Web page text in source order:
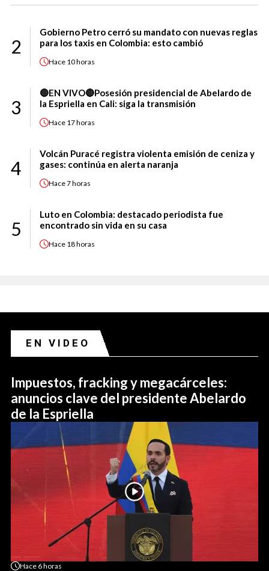
2
Gobierno Petro cerró su mandato con nuevas reglas
para los taxis en Colombia: esto cambió
Hace 10 horas
3
🔴EN VIVO🔴Posesión presidencial de Abelardo de
la Espriella en Cali: siga la transmisión
Hace 17 horas
4
Volcán Puracé registra violenta emisión de ceniza y
gases: continúa en alerta naranja
Hace7 horas
5
Luto en Colombia: destacado periodista fue
encontrado sin vida en su casa
Hace 18 horas
EN VIDEO
Impuestos, fracking y megacárceles:
anuncios clave del presidente Abelardo
de la Espriella
Hace 6 horas